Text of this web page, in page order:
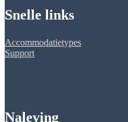
Snelle links
Accommodatietypes
Support
Naleving